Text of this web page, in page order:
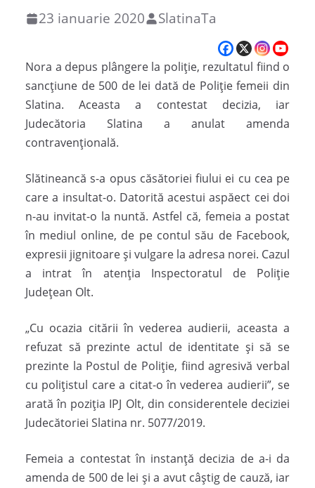
23 ianuarie 2020 SlatinaTa
Nora a depus plângere la poliție, rezultatul fiind o
sancţiune de 500 de lei dată de Poliţie femeii din
Slatina. Aceasta a contestat decizia, iar
Judecătoria Slatina a anulat amenda
contravenţională.
Slătineancă s-a opus căsătoriei fiului ei cu cea pe
care a insultat-o. Datorită acestui aspăect cei doi
n-au invitat-o la nuntă. Astfel că, femeia a postat
în mediul online, de pe contul său de Facebook,
expresii jignitoare şi vulgare la adresa norei. Cazul
a intrat în atenţia Inspectoratul de Poliţie
Judeţean Olt.
„Cu ocazia citării în vederea audierii, aceasta a
refuzat să prezinte actul de identitate şi să se
prezinte la Postul de Poliţie, fiind agresivă verbal
cu poliţistul care a citat-o în vederea audierii”, se
arată în poziţia IPJ Olt, din considerentele deciziei
Judecătoriei Slatina nr. 5077/2019.
Femeia a contestat în instanță decizia de a-i da
amenda de 500 de lei și a avut câștig de cauză, iar